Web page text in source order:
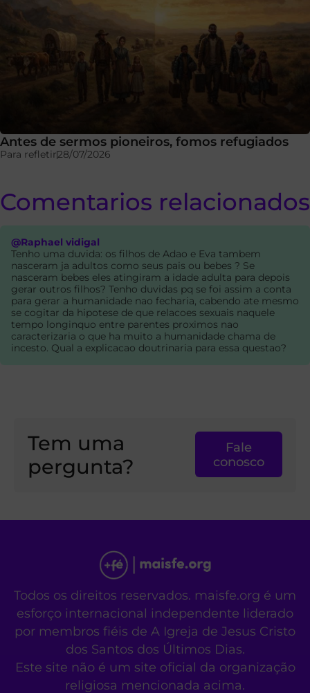
Antes de sermos pioneiros, fomos refugiados
Para refletir28/07/2026
Comentarios relacionados
@Raphael vidigal
Tenho uma duvida: os filhos de Adao e Eva tambem
nasceram ja adultos como seus pais ou bebes ? Se
nasceram bebes eles atingiram a idade adulta para depois
gerar outros filhos? Tenho duvidas pq se foi assim a conta
para gerar a humanidade nao fecharia, cabendo ate mesmo
se cogitar da hipotese de que relacoes sexuais naquele
tempo longinquo entre parentes proximos nao
caracterizaria o que ha muito a humanidade chama de
incesto. Qual a explicacao doutrinaria para essa questao?
Tem uma
pergunta?
Fale
conosco
Todos os direitos reservados. maisfe.org é um
esforço internacional independente liderado
por membros fiéis de A Igreja de Jesus Cristo
dos Santos dos Últimos Dias.
Este site não é um site oficial da organização
religiosa mencionada acima.